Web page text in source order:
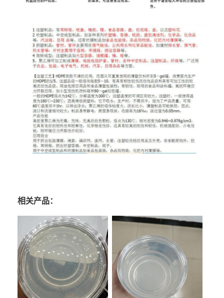
相关产品：